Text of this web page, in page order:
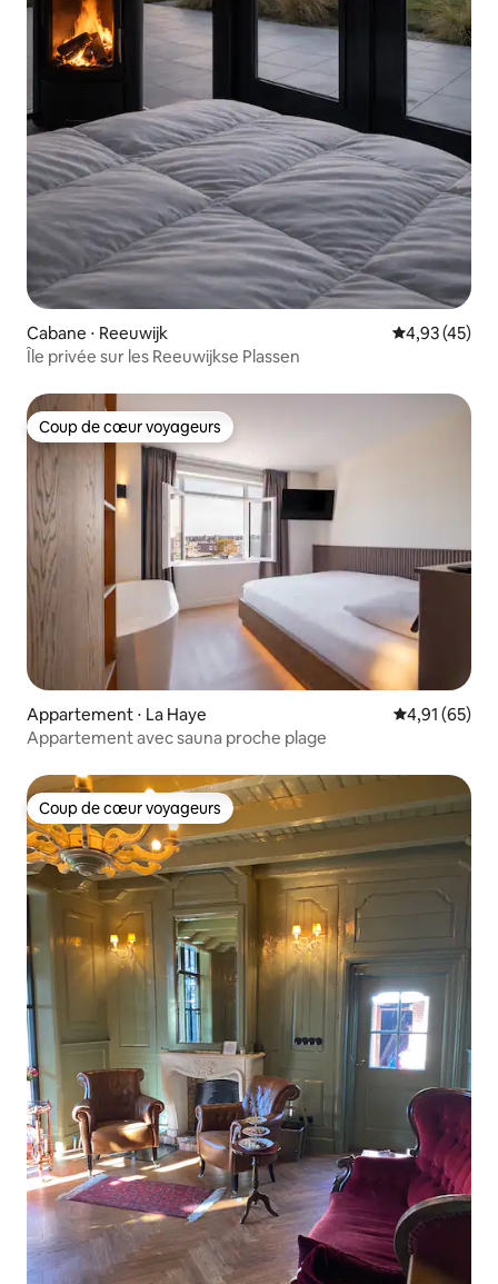
Cabane ⋅ Reeuwijk Évaluation
4,93 (45)
Île privée sur les Reeuwijkse Plassen
Coup de cœur voyageurs
Coup de cœur voyageurs
Appartement ⋅ La Haye Évaluation
4,91 (65)
Appartement avec sauna proche plage
Coup de cœur voyageurs
Coup de cœur voyageurs